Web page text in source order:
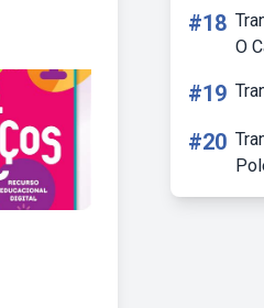
#18
O
#19
#20